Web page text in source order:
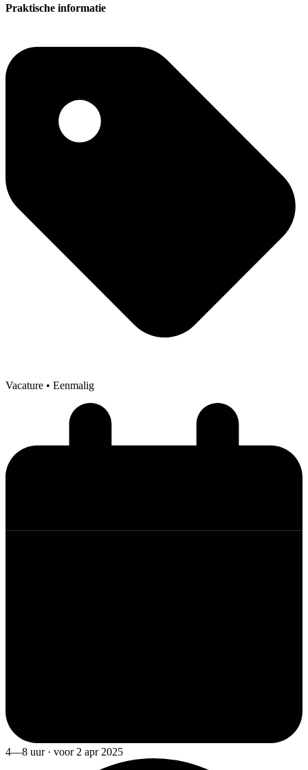
Praktische informatie
Vacature • Eenmalig
4—8 uur · voor 2 apr 2025